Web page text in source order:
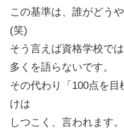
この基準は、誰がどう
(笑)
そう言えば資格学校で
多くを語らないです。
その代わり「100点を
けは
しつこく、言われます。